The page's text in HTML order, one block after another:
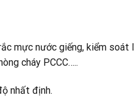
mực nước giếng, kiểm
cháy PCCC…..
nhất định.